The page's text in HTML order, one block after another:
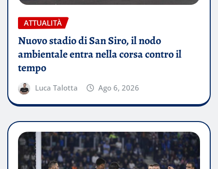
ATTUALITÀ
Nuovo stadio di San Siro, il nodo
ambientale entra nella corsa contro il
tempo
Luca Talotta Ago 6, 2026